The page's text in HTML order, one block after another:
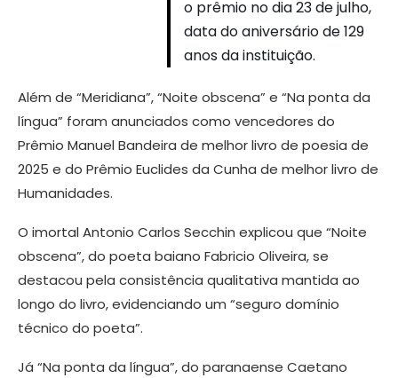
o prêmio no dia 23 de julho,
data do aniversário de 129
anos da instituição.
Além de “Meridiana”, “Noite obscena” e “Na ponta da
língua” foram anunciados como vencedores do
Prêmio Manuel Bandeira de melhor livro de poesia de
2025 e do Prêmio Euclides da Cunha de melhor livro de
Humanidades.
O imortal Antonio Carlos Secchin explicou que “Noite
obscena”, do poeta baiano Fabricio Oliveira, se
destacou pela consistência qualitativa mantida ao
longo do livro, evidenciando um “seguro domínio
técnico do poeta”.
Já “Na ponta da língua”, do paranaense Caetano